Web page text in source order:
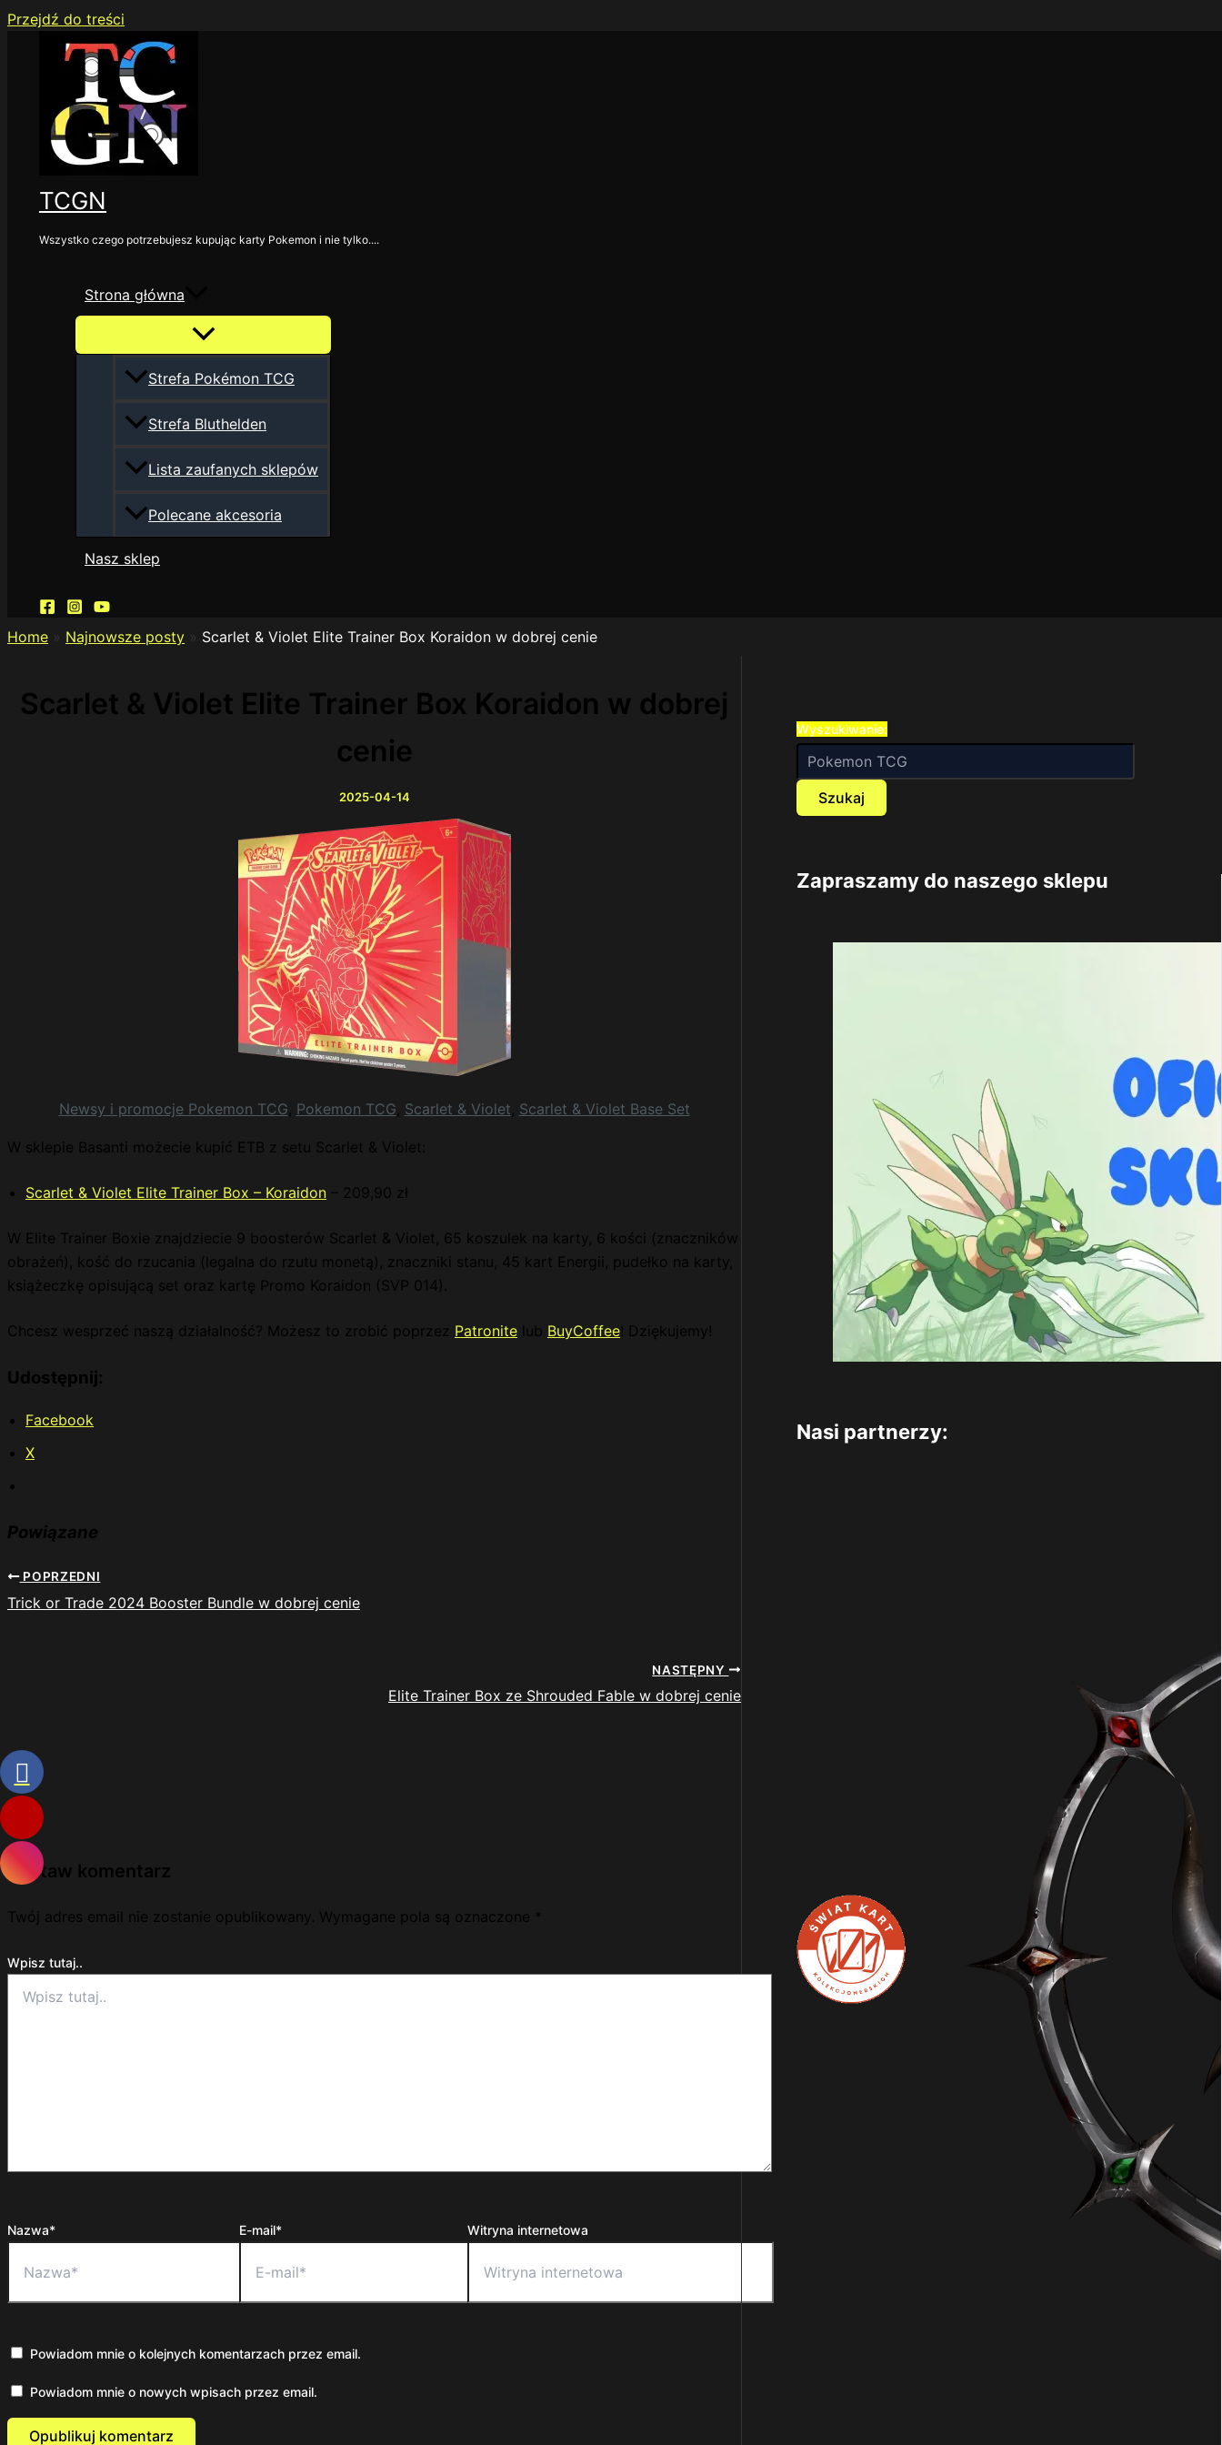
Przejdź do treści
TCGN
Wszystko czego potrzebujesz kupując karty Pokemon i nie tylko....
Strona główna
Strefa Pokémon TCG
Strefa Bluthelden
Lista zaufanych sklepów
Polecane akcesoria
Nasz sklep
Home Najnowsze posty Scarlet & Violet Elite Trainer Box Koraidon w dobrej cenie
Scarlet & Violet Elite Trainer Box Koraidon w dobrej
cenie
2025-04-14
Newsy i promocje Pokemon TCG Pokemon TCG Scarlet & Violet Scarlet & Violet Base Set
W sklepie Basanti możecie kupić ETB z setu Scarlet & Violet:
Scarlet & Violet Elite Trainer Box – Koraidon – 209,90 zł
W Elite Trainer Boxie znajdziecie 9 boosterów Scarlet & Violet, 65 koszulek na karty, 6 kości (znaczników
obrażeń), kość do rzucania (legalna do rzutu monetą), znaczniki stanu, 45 kart Energii, pudełko na karty,
książeczkę opisującą set oraz kartę Promo Koraidon (SVP 014).
Chcesz wesprzeć naszą działalność? Możesz to zrobić poprzez Patronite lub BuyCoffee! Dziękujemy!
Udostępnij:
Facebook
X
Powiązane
POPRZEDNI
Trick or Trade 2024 Booster Bundle w dobrej cenie
NASTĘPNY
Elite Trainer Box ze Shrouded Fable w dobrej cenie
Zostaw komentarz
Twój adres email nie zostanie opublikowany. Wymagane pola są oznaczone *
Wpisz tutaj..
Nazwa* E-mail* Witryna internetowa
Powiadom mnie o kolejnych komentarzach przez email.
Powiadom mnie o nowych wpisach przez email.
Wyszukiwanie:
Szukaj
Zapraszamy do naszego sklepu
Nasi partnerzy: